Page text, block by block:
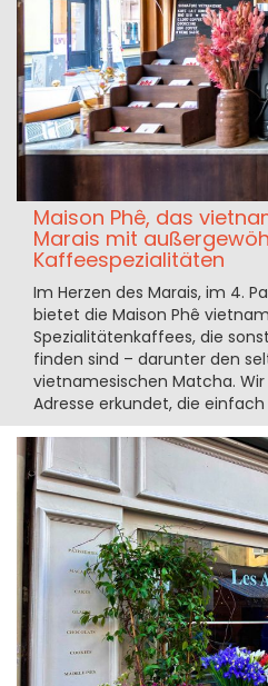
Maison Phê, das
Marais mit
Kaffeespezialitäten
Im Herzen des Marais, im 4.
bietet die Maison Phê
Spezialitätenkaffees, die
finden sind – darunter den
vietnamesischen Matcha.
Adresse erkundet, die